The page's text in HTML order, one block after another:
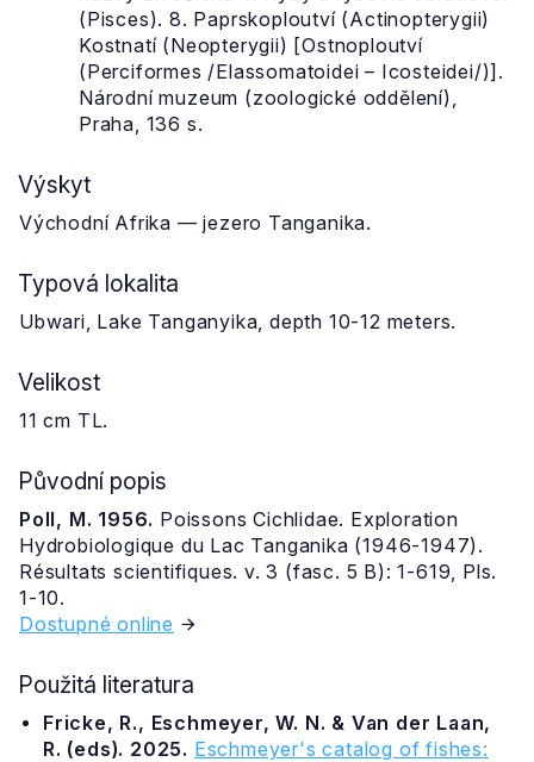
(Pisces). 8. Paprskoploutví (Actinopterygii)
Kostnatí (Neopterygii) [Ostnoploutví
(Perciformes /Elassomatoidei – Icosteidei/)].
Národní muzeum (zoologické oddělení),
Praha, 136 s.
Výskyt
Východní Afrika — jezero Tanganika.
Typová lokalita
Ubwari, Lake Tanganyika, depth 10-12 meters.
Velikost
11 cm TL.
Původní popis
Poll, M. 1956. Poissons Cichlidae. Exploration
Hydrobiologique du Lac Tanganika (1946-1947).
Résultats scientifiques. v. 3 (fasc. 5 B): 1-619, Pls.
1-10.
Dostupné online
Použitá literatura
Fricke, R., Eschmeyer, W. N. & Van der Laan,
R. (eds). 2025. Eschmeyer's catalog of fishes: